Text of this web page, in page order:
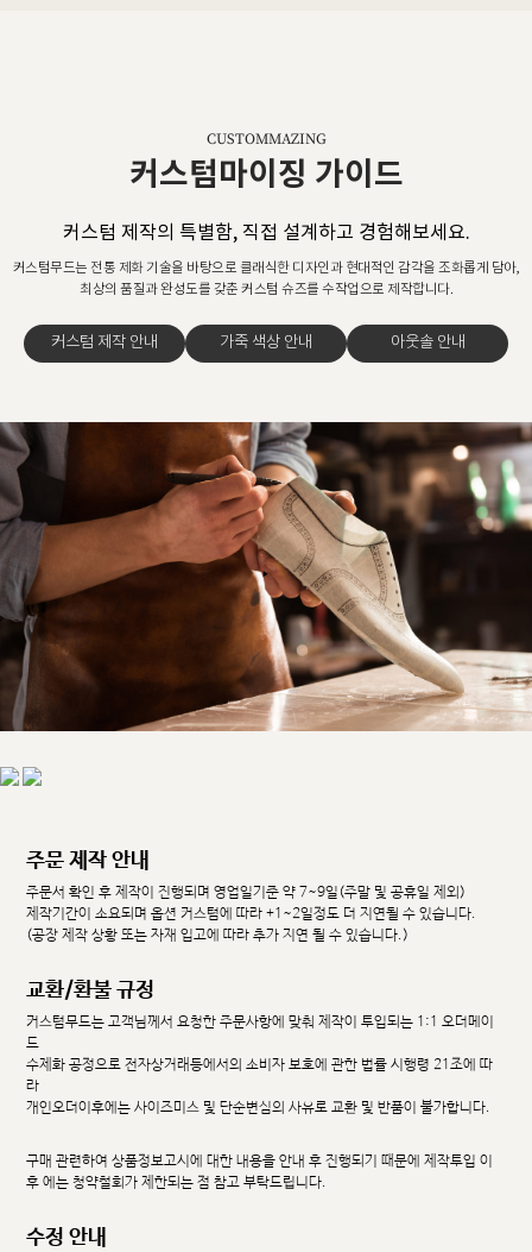
CUSTOMMAZING
커스텀마이징 가이드
커스텀 제작의 특별함, 직접 설계하고 경험해보세요.
커스텀무드는 전통 제화 기술을 바탕으로 클래식한 디자인과 현대적인 감각을 조화롭게 담아,
최상의 품질과 완성도를 갖춘 커스텀 슈즈를 수작업으로 제작합니다.
커스텀 제작 안내 가죽 색상 안내 아웃솔 안내
주문 제작 안내
주문서 확인 후 제작이 진행되며 영업일기준 약 7~9일(주말 및 공휴일 제외)
제작기간이 소요되며 옵션 커스텀에 따라 +1~2일정도 더 지연될 수 있습니다.
(공장 제작 상황 또는 자재 입고에 따라 추가 지연 될 수 있습니다.)
교환/환불 규정
커스텀무드는 고객님께서 요청한 주문사항에 맞춰 제작이 투입되는 1:1 오더메이
드
수제화 공정으로 전자상거래등에서의 소비자 보호에 관한 법률 시행령 21조에 따
라
개인오더이후에는 사이즈미스 및 단순변심의 사유로 교환 및 반품이 불가합니다.
구매 관련하여 상품정보고시에 대한 내용을 안내 후 진행되기 때문에 제작투입 이
후 에는 청약철회가 제한되는 점 참고 부탁드립니다.
수정 안내